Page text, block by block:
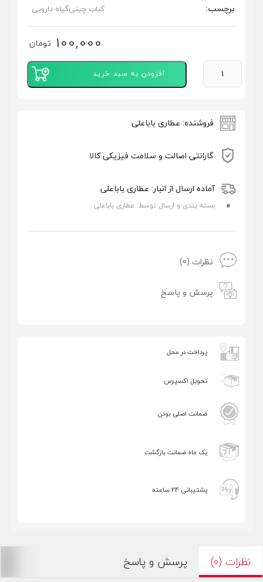
برچسب: گیاه داروییکباب چینی
100,000 تومان
افزودن به سبد خرید
فروشنده: عطاری باباعلی
گارانتی اصالت و سلامت فیزیکی کالا
آماده ارسال از انبار: عطاری باباعلی
بسته بندی و ارسال توسط: عطاری باباعلی
نظرات (0)
پرسش و پاسخ
پرداخت در محل
تحویل اکسپرس
ضمانت اصلی بودن
یک ماه ضمانت بازگشت
پشتیبانی 24 ساعته
نظرات (0) پرسش و پاسخ
ارسال به ایمیل
ارسال
تصاویر رسمی